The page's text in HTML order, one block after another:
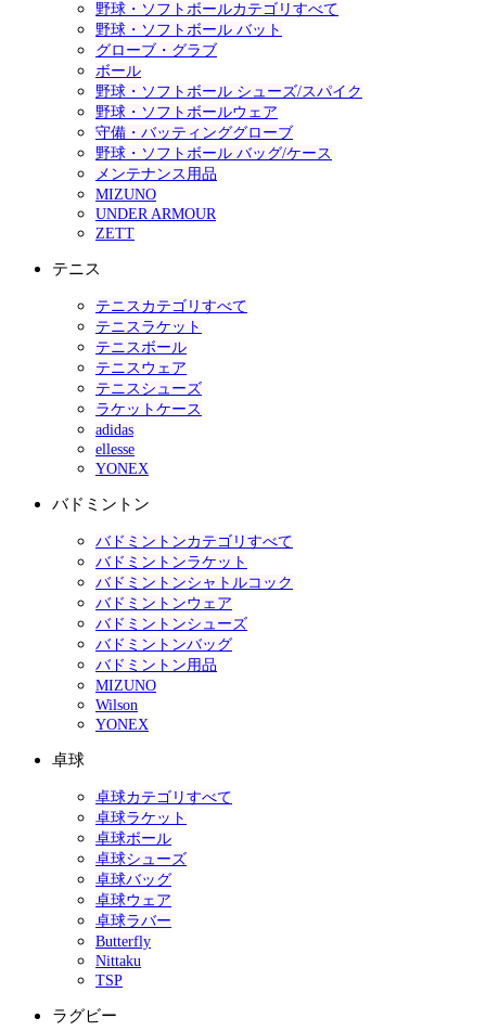
野球・ソフトボールカテゴリすべて
野球・ソフトボール バット
グローブ・グラブ
ボール
野球・ソフトボール シューズ/スパイク
野球・ソフトボールウェア
守備・バッティンググローブ
野球・ソフトボール バッグ/ケース
メンテナンス用品
MIZUNO
UNDER ARMOUR
ZETT
テニス
テニスカテゴリすべて
テニスラケット
テニスボール
テニスウェア
テニスシューズ
ラケットケース
adidas
ellesse
YONEX
バドミントン
バドミントンカテゴリすべて
バドミントンラケット
バドミントンシャトルコック
バドミントンウェア
バドミントンシューズ
バドミントンバッグ
バドミントン用品
MIZUNO
Wilson
YONEX
卓球
卓球カテゴリすべて
卓球ラケット
卓球ボール
卓球シューズ
卓球バッグ
卓球ウェア
卓球ラバー
Butterfly
Nittaku
TSP
ラグビー